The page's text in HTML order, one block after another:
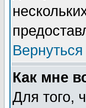
Как мне
Для того,